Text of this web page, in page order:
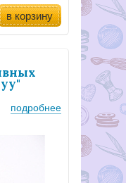
в корзину
подробнее